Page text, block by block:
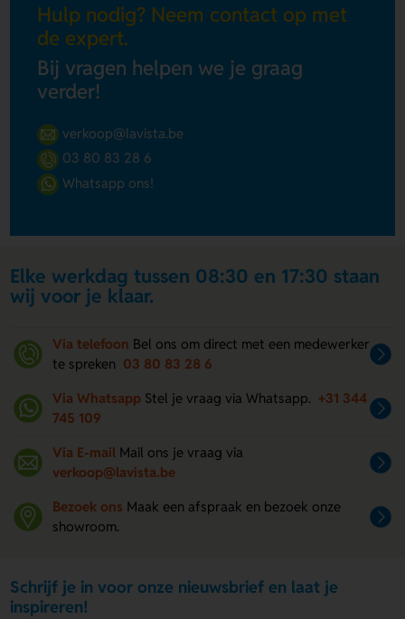
Hulp nodig? Neem contact op met
de expert.
Bij vragen helpen we je graag
verder!
verkoop@lavista.be
03 80 83 28 6
Whatsapp ons!
Elke werkdag tussen 08:30 en 17:30 staan
wij voor je klaar.
Via telefoon Bel ons om direct met een medewerker
te spreken 03 80 83 28 6
Via Whatsapp Stel je vraag via Whatsapp. +31 344
745 109
Via E-mail Mail ons je vraag via
verkoop@lavista.be
Bezoek ons Maak een afspraak en bezoek onze
showroom.
Schrijf je in voor onze nieuwsbrief en laat je
inspireren!